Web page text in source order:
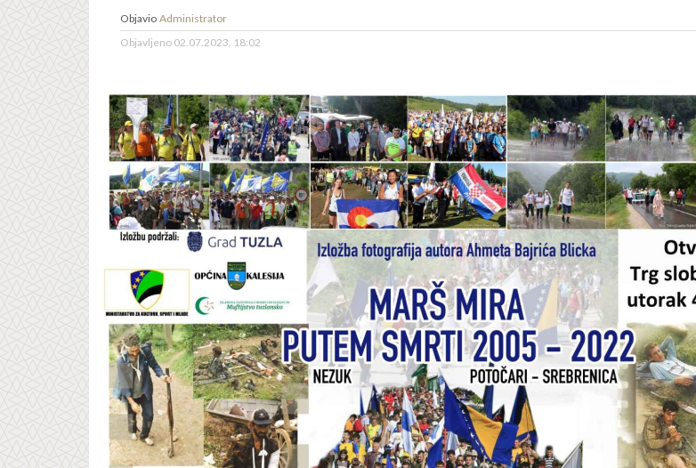
Objavio Administrator
Objavljeno 02.07.2023. 18:02